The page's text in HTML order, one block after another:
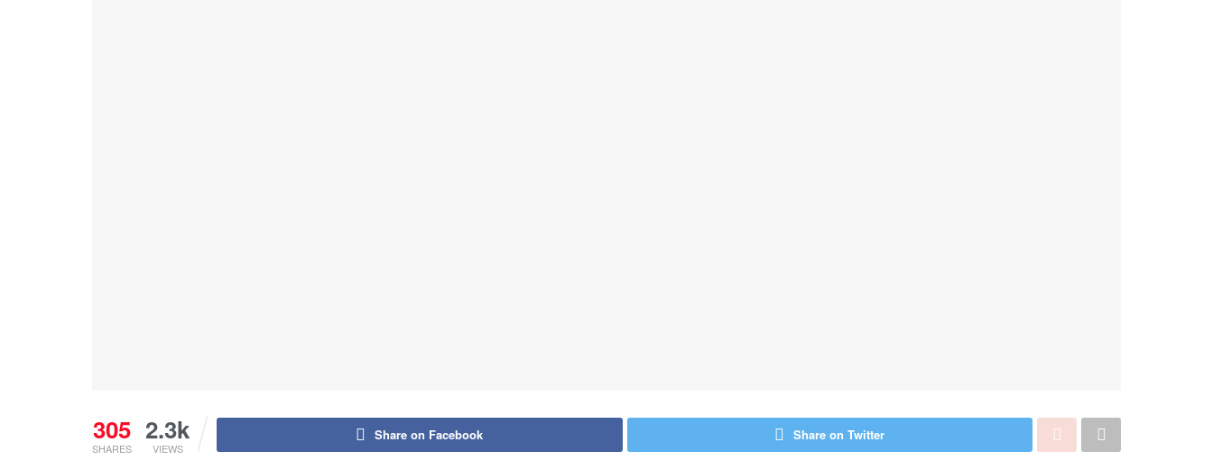
305
SHARES
2.3k
VIEWS
Share on Facebook Share on Twitter